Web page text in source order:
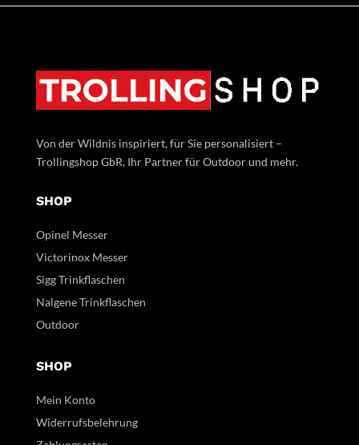
Von der Wildnis inspiriert, für Sie personalisiert –
Trollingshop GbR, Ihr Partner für Outdoor und mehr.
SHOP
Opinel Messer
Victorinox Messer
Sigg Trinkflaschen
Nalgene Trinkflaschen
Outdoor
SHOP
Mein Konto
Widerrufsbelehrung